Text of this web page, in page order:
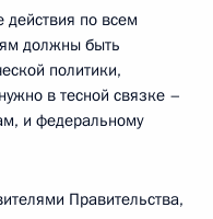
по всем
должны быть
политики,
в тесной связке –
и федеральному
Правительства,